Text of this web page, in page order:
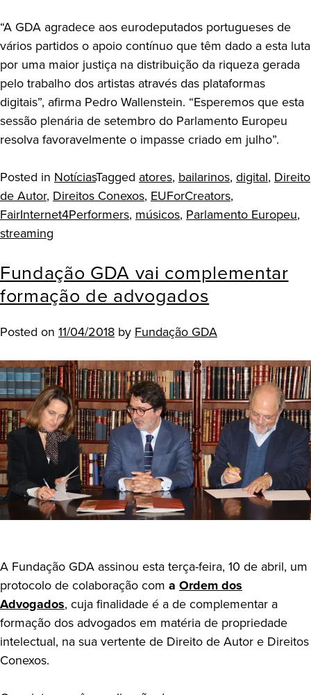
“A GDA agradece aos eurodeputados portugueses de
vários partidos o apoio contínuo que têm dado a esta luta
por uma maior justiça na distribuição da riqueza gerada
pelo trabalho dos artistas através das plataformas
digitais”, afirma Pedro Wallenstein. “Esperemos que esta
sessão plenária de setembro do Parlamento Europeu
resolva favoravelmente o impasse criado em julho”.
Posted in NotíciasTagged atores, bailarinos, digital, Direito
de Autor, Direitos Conexos, EUForCreators,
FairInternet4Performers, músicos, Parlamento Europeu,
streaming
Fundação GDA vai complementar
formação de advogados
Posted on 11/04/2018 byFundação GDA
A Fundação GDA assinou esta terça-feira, 10 de abril, um
protocolo de colaboração com a Ordem dos
Advogados, cuja finalidade é a de complementar a
formação dos advogados em matéria de propriedade
intelectual, na sua vertente de Direito de Autor e Direitos
Conexos.